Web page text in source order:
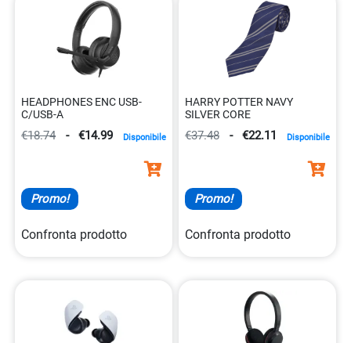
HEADPHONES ENC USB-
C/USB-A
€18.74 - €14.99 Disponibile
Promo!
Confronta prodotto
HARRY POTTER NAVY
SILVER CORE
€37.48 - €22.11 Disponibile
Promo!
Confronta prodotto